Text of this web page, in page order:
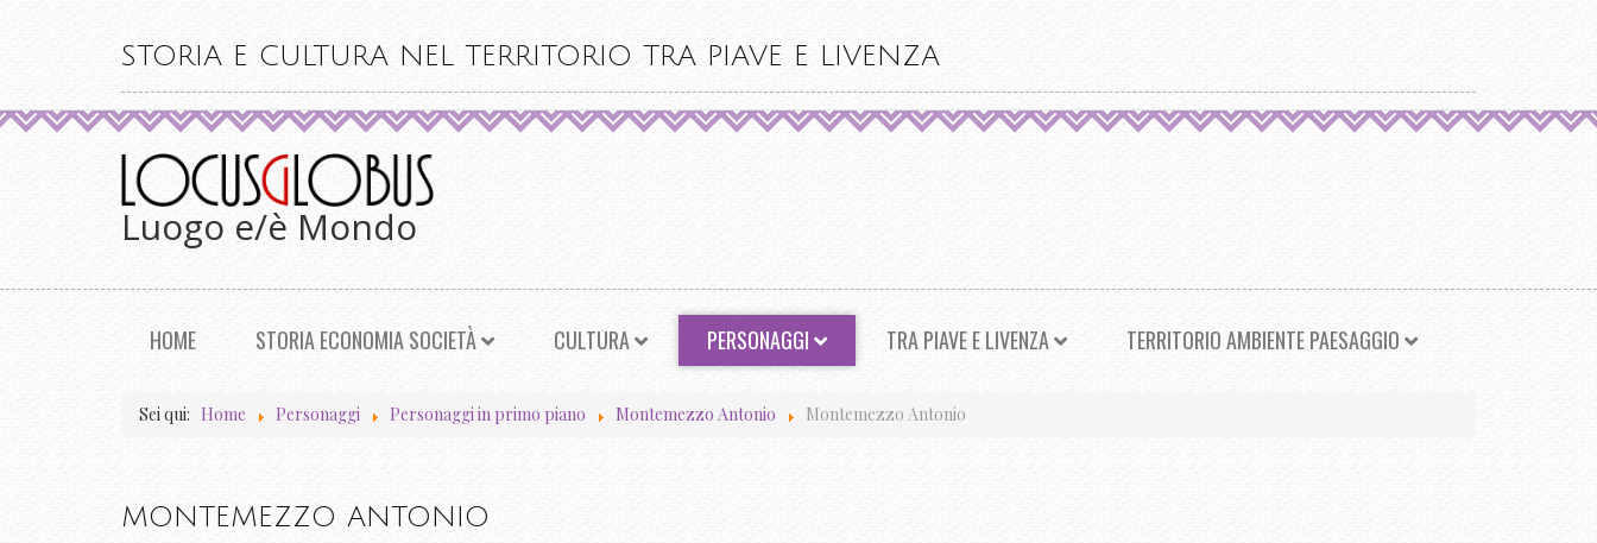
STORIA E CULTURA NEL TERRITORIO TRA PIAVE E LIVENZA
Luogo e/è Mondo
HOME STORIA ECONOMIA SOCIETÀ CULTURA PERSONAGGI TRA PIAVE E LIVENZA TERRITORIO AMBIENTE PAESAGGIO
Sei qui: Home Personaggi Personaggi in primo piano Montemezzo Antonio Montemezzo Antonio
MONTEMEZZO ANTONIO